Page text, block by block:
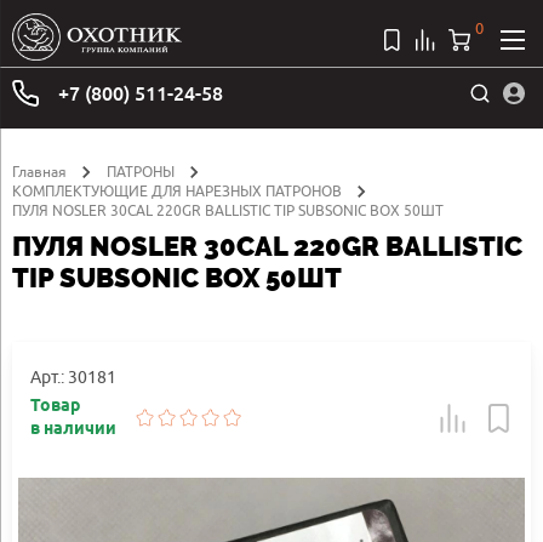
+7 (800) 511-24-58
0
Главная
ПАТРОНЫ
КОМПЛЕКТУЮЩИЕ ДЛЯ НАРЕЗНЫХ ПАТРОНОВ
ПУЛЯ NOSLER 30CAL 220GR BALLISTIC TIP SUBSONIC BOX 50ШТ
ПУЛЯ NOSLER 30CAL 220GR BALLISTIC
TIP SUBSONIC BOX 50ШТ
Арт.: 30181
Товар
в наличии